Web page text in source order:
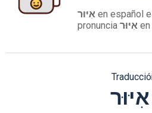
אִיּוּר en español
pronuncia אִיּוּר
אִיּוּר